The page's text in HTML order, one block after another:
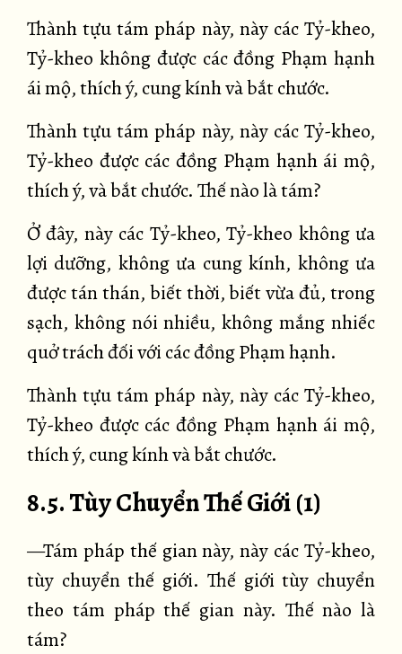
Thành tựu tám pháp này, này các Tỷ-kheo,
Tỷ-kheo không được các đồng Phạm hạnh
ái mộ, thích ý, cung kính và bắt chước.
Thành tựu tám pháp này, này các Tỷ-kheo,
Tỷ-kheo được các đồng Phạm hạnh ái mộ,
thích ý, và bắt chước. Thế nào là tám?
Ở đây, này các Tỷ-kheo, Tỷ-kheo không ưa
lợi dưỡng, không ưa cung kính, không ưa
được tán thán, biết thời, biết vừa đủ, trong
sạch, không nói nhiều, không mắng nhiếc
quở trách đối với các đồng Phạm hạnh.
Thành tựu tám pháp này, này các Tỷ-kheo,
Tỷ-kheo được các đồng Phạm hạnh ái mộ,
thích ý, cung kính và bắt chước.
8.5. Tùy Chuyển Thế Giới (1)
—Tám pháp thế gian này, này các Tỷ-kheo,
tùy chuyển thế giới. Thế giới tùy chuyển
theo tám pháp thế gian này. Thế nào là
tám?